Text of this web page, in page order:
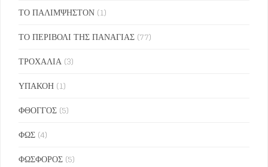
ΤΟ ΠΑΛΙΜΨΗΣΤΟΝ (1)
ΤΟ ΠΕΡΙΒΟΛΙ ΤΗΣ ΠΑΝΑΓΙΑΣ (77)
ΤΡΟΧΑΛΙΑ (3)
ΥΠΑΚΟΗ (1)
ΦΘΟΓΓΟΣ (5)
ΦΩΣ (4)
ΦΩΣΦΟΡΟΣ (5)